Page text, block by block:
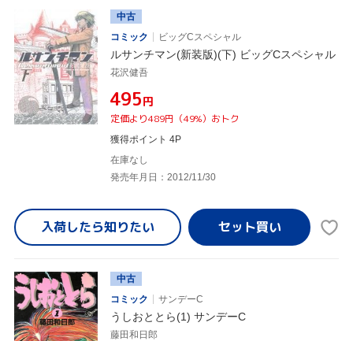
中古
コミック
ビッグCスペシャル
ルサンチマン(新装版)(下) ビッグCスペシャル
花沢健吾
¥495円
定価より489円（49%）おトク
獲得ポイント 4P
在庫なし
発売年月日：2012/11/30
入荷したら知りたい
中古
コミック
サンデーC
うしおととら(1) サンデーC
藤田和日郎